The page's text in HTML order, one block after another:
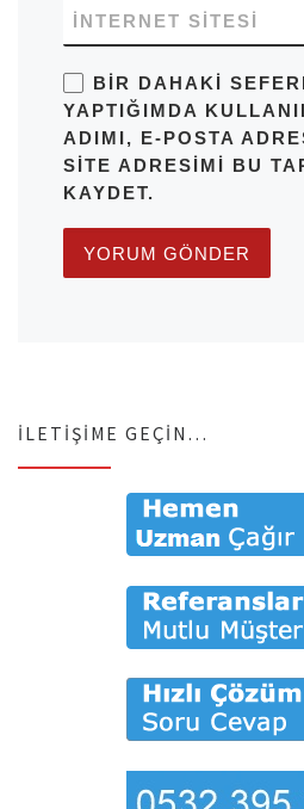
İNTERNET SITESI
BIR DAHAKI
YAPTIĞIMDA
ADIMI, E-POSTA
SITE ADRESIMI BU
KAYDET.
İLETIŞIME GEÇIN…